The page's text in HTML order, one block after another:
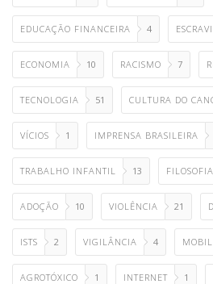
EDUCAÇÃO FINANCEIRA 4
ECONOMIA 10 RACISMO 7
TECNOLOGIA 51 CULTURA DO
VÍCIOS 1 IMPRENSA BRASILEIRA
TRABALHO INFANTIL 13 FILOSOFIA
ADOÇÃO 10 VIOLÊNCIA 21
ISTS 2 VIGILÂNCIA 4
AGROTÓXICO 1 INTERNET 1